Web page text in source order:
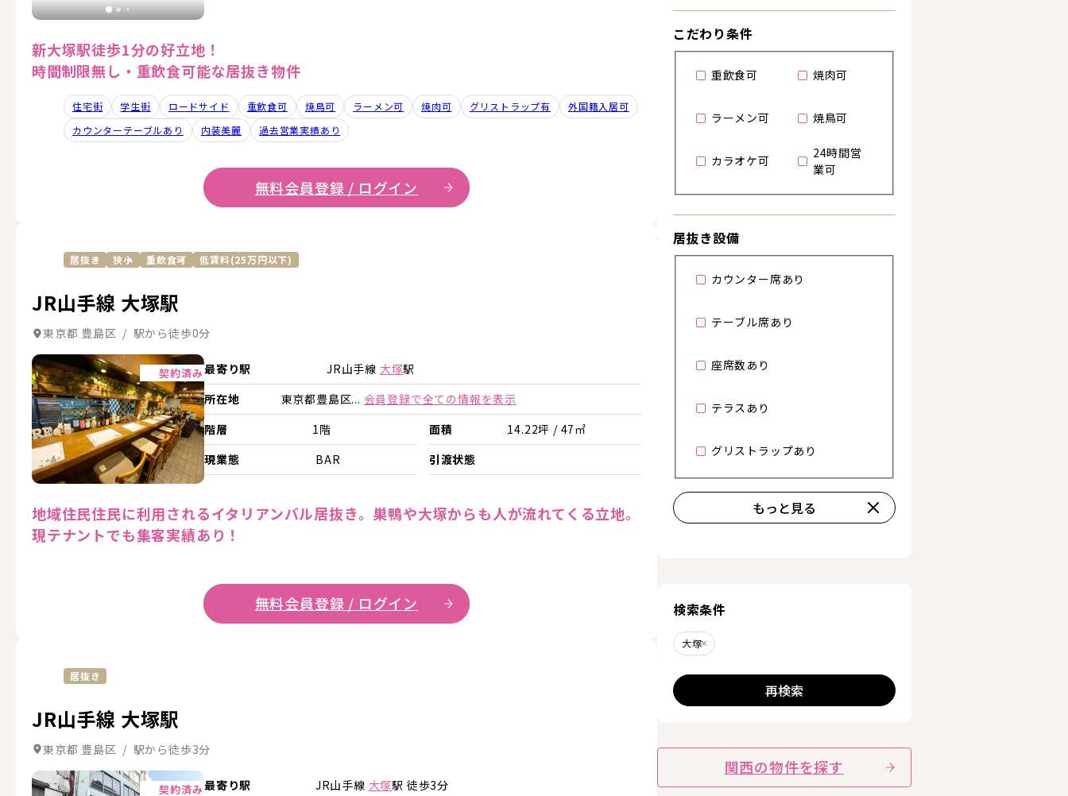
新大塚駅徒歩1分の好立地！
時間制限無し・重飲食可能な居抜き物件
住宅街 学生街 ロードサイド 重飲食可 焼鳥可 ラーメン可 焼肉可 グリストラップ有
外国籍入居可
カウンターテーブルあり
内装美麗 過去営業実績あり
無料会員登録 / ログイン
居抜き 狭小 重飲食可 低賃料(25万円以下)
JR山手線 大塚駅
東京都 豊島区 / 駅から徒歩0分
契約済み詳細を見る
最寄り駅 JR山手線 大塚駅
所在地
東京都豊島区... 会員登録で全ての情報を表示
階層
1階 面積
14.22坪 / 47㎡
現業態
BAR 引渡状態
地域住民住民に利用されるイタリアンバル居抜き。巣鴨や大塚からも人が流れてくる立地。
現テナントでも集客実績あり！
無料会員登録 / ログイン
詳細を見る
居抜き
JR山手線 大塚駅
東京都 豊島区 / 駅から徒歩3分
契約済み詳細を見る
最寄り駅 JR山手線 大塚駅 徒歩3分
詳細を見る
こだわり条件
重飲食可 焼肉可
ラーメン可 焼鳥可
カラオケ可
24時間営
業可
居抜き設備
カウンター席あり
テーブル席あり
座席数あり
テラスあり
グリストラップあり
もっと見る
検索条件
大塚削除する
再検索
関西の物件を探す